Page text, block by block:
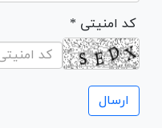
* کد امنیتی